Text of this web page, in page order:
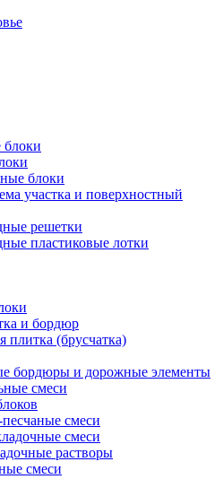
блоки
блоки
участка и поверхностный
решетки
пластиковые лотки
и бордюр
плитка (брусчатка)
бордюры и дорожные элементы
смеси
смеси
смеси
растворы
смеси